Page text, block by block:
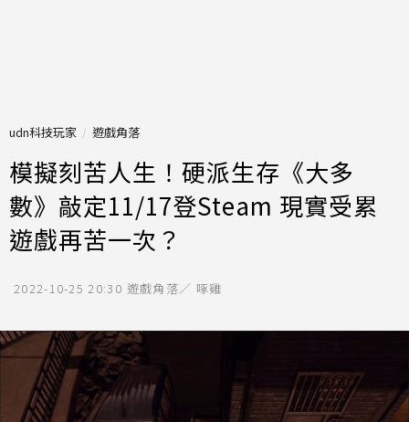
udn科技玩家 遊戲角落
模擬刻苦人生！硬派生存《大多
數》敲定11/17登Steam 現實受累
遊戲再苦一次？
2022-10-25 20:30 遊戲角落／ 啄雞